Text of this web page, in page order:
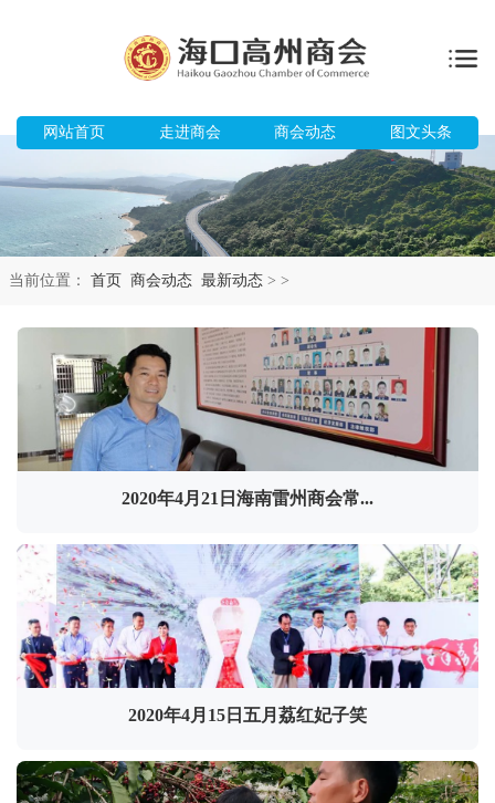
网站首页 走进商会 商会动态 图文头条
当前位置： 首页 >
商会动态 >
最新动态
2020年4月21日海南雷州商会常...
2020年4月15日五月荔红妃子笑